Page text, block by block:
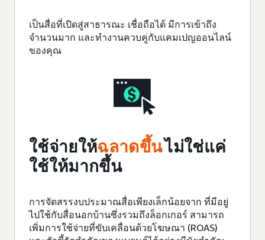
เป็นสื่อที่เปิดสู่สาธารณะ เชื่อถือได้ มีการเข้าถึง
จำนวนมาก และทำงานควบคู่กับแคมเปญออนไลน์
ของคุณ
ใช้จ่ายให้ฉลาดขึ้นไม่ใช่แค่
ใช้ให้มากขึ้น
การจัดสรรงบประมาณสื่อเพียงเล็กน้อยจาก ที่มีอยู่
ไปใช้กับสื่อนอกบ้านซึ่งรวมถึงล็อกเกอร์ สามารถ
เพิ่มการใช้จ่ายที่ขับเคลื่อนด้วยโฆษณา (ROAS)